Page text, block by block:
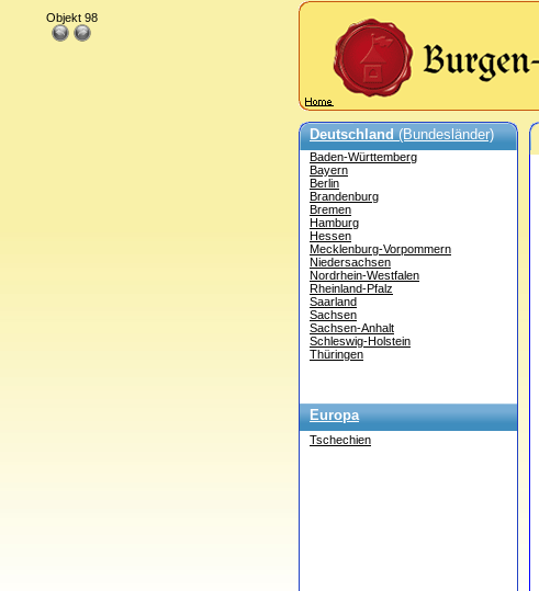
Deutschland(Bundesländer)
Baden-Württemberg
Bayern
Berlin
Brandenburg
Bremen
Hamburg
Hessen
Mecklenburg-Vorpommern
Niedersachsen
Nordrhein-Westfalen
Rheinland-Pfalz
Saarland
Sachsen
Sachsen-Anhalt
Schleswig-Holstein
Thüringen
Europa
Tschechien
Objekt 98